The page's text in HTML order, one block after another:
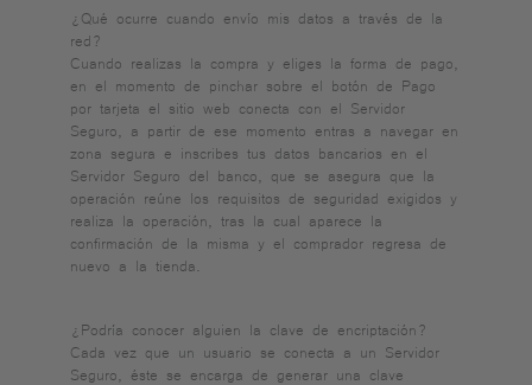
¿Qué ocurre cuando envío mis datos a través de la
red?
Cuando realizas la compra y eliges la forma de pago,
en el momento de pinchar sobre el botón de Pago
por tarjeta el sitio web conecta con el Servidor
Seguro, a partir de ese momento entras a navegar en
zona segura e inscribes tus datos bancarios en el
Servidor Seguro del banco, que se asegura que la
operación reúne los requisitos de seguridad exigidos y
realiza la operación, tras la cual aparece la
confirmación de la misma y el comprador regresa de
nuevo a la tienda.
¿Podría conocer alguien la clave de encriptación?
Cada vez que un usuario se conecta a un Servidor
Seguro, éste se encarga de generar una clave